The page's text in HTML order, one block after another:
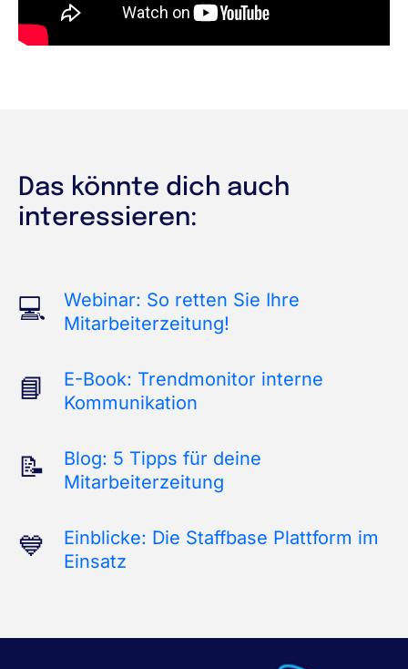
Das könnte dich auch
interessieren:
Webinar: So retten Sie Ihre
Mitarbeiterzeitung!
E-Book: Trendmonitor interne
Kommunikation
Blog: 5 Tipps für deine
Mitarbeiterzeitung
Einblicke: Die Staffbase Plattform im
Einsatz